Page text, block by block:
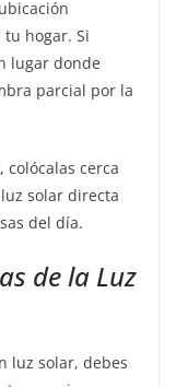
hogar. Si
lugar donde
parcial por la
cerca
solar directa
del día.
de la Luz
luz solar, debes